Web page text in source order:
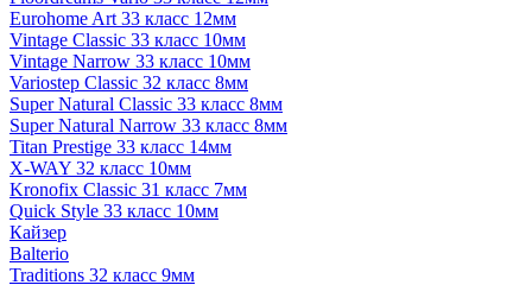
Eurohome Art 33 класс 12мм
Vintage Classic 33 класс 10мм
Vintage Narrow 33 класс 10мм
Variostep Classic 32 класс 8мм
Super Natural Classic 33 класс 8мм
Super Natural Narrow 33 класс 8мм
Titan Prestige 33 класс 14мм
X-WAY 32 класс 10мм
Kronofix Classic 31 класс 7мм
Quick Style 33 класс 10мм
Кайзер
Balterio
Traditions 32 класс 9мм